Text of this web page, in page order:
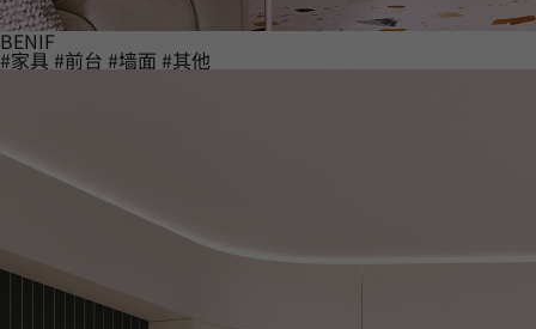
BENIF
#家具 #前台 #墙面 #其他